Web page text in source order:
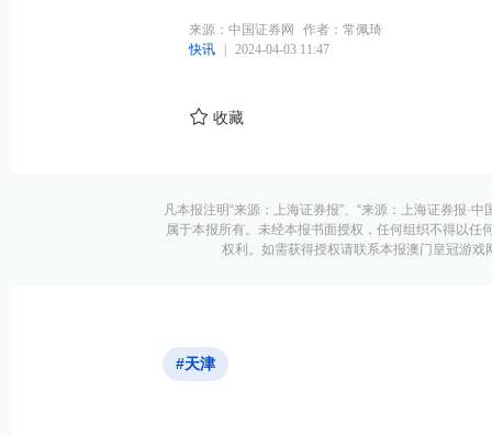
来源：中国证券网
作者：常佩琦
快讯
2024-04-03 11:47
收藏
凡本报注明“来源：上海证券报”、“来源：上海证券报·
属于本报所有。未经本报书面授权，任何组织不得以
权利。如需获得授权请联系本报澳门皇冠游
#天津